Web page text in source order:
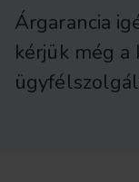
Árgarancia
kérjük még